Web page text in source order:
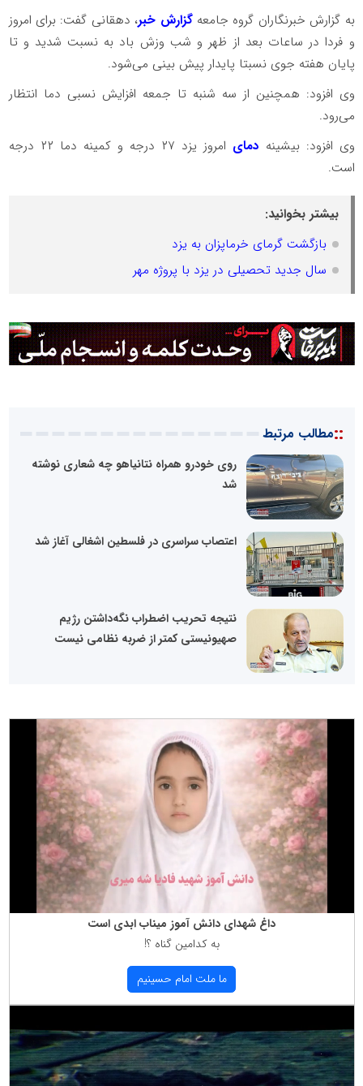
به گزارش خبرنگاران گروه جامعهگزارش خبر، دهقانی گفت: برای امروز
و فردا در ساعات بعد از ظهر و شب وزش باد به نسبت شدید و تا
پایان هفته جوی نسبتا پایدار پیش بینی می‌شود.
وی افزود: همچنین از سه شنبه تا جمعه افزایش نسبی دما انتظار
می‌رود.
وی افزود: بیشینه دمای
امروز یزد ۲۷ درجه و کمینه دما ۲۲ درجه
است.
بیشتر بخوانید:
بازگشت گرمای خرماپزان به یزد
سال جدید تحصیلی در یزد با پروژه مهر
::مطالب مرتبط
روی خودرو‌ همراه نتانیاهو چه شعاری نوشته
شد
اعتصاب سراسری در فلسطین اشغالی آغاز شد
نتیجه تحریب اضطراب نگه‌داشتن رژیم
صهیونیستی کمتر از ضربه نظامی نیست
داغ شهدای دانش آموز میناب ابدی است
به كدامین گناه ؟!
ما ملت امام حسینیم